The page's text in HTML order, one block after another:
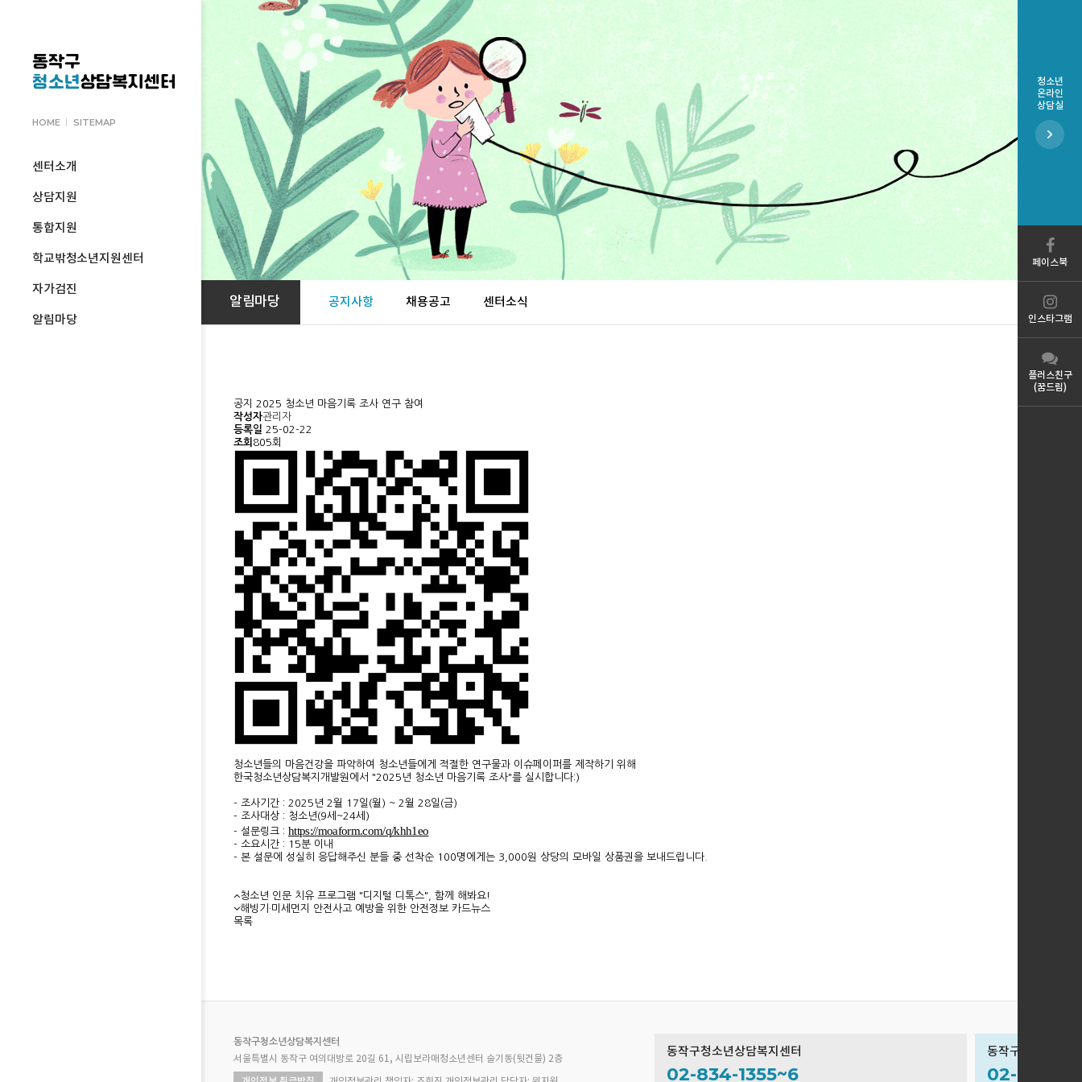
청소년
온라인
상담실
페이스북
인스타그램
플러스친구
(꿈드림)
동작구
청소년상담복지센터
HOME SITEMAP
센터소개
상담지원
통합지원
학교밖청소년지원센터
자가검진
알림마당
알림마당 공지사항 채용공고 센터소식
공지
2025 청소년 마음기록 조사 연구 참여
작성자관리자
등록일 25-02-22
조회 805회
청소년들의 마음건강을 파악하여 청소년들에게 적절한 연구물과 이슈페이퍼를 제작하기 위해
한국청소년상담복지개발원에서 "2025년 청소년 마음기록 조사"를 실시합니다:)
- 조사기간 : 2025년 2월 17일(월) ~ 2월 28일(금)
- 조사대상 : 청소년(9세~24세)
- 설문링크 : https://moaform.com/q/khh1eo
- 소요시간 : 15분 이내
- 본 설문에 성실히 응답해주신 분들 중 선착순 100명에게는 3,000원 상당의 모바일 상품권을 보내드립니다.
청소년 인문 치유 프로그램 "디지털 디톡스", 함께 해봐요!
해빙기·미세먼지 안전사고 예방을 위한 안전정보 카드뉴스
목록
동작구청소년상담복지센터
서울특별시 동작구 여의대방로 20길 61, 시립보라매청소년센터 슬기동(뒷건물) 2층
동작구청소년상담복지센터
02-834-1355~6
동작구학교밖청소
02-834-